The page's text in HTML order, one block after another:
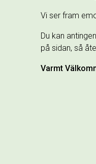
Vi ser fram
Du kan
på sidan, så
Varmt